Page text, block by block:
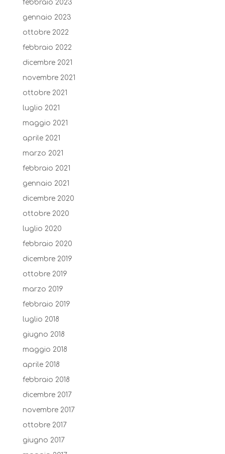
febbraio 2023
gennaio 2023
ottobre 2022
febbraio 2022
dicembre 2021
novembre 2021
ottobre 2021
luglio 2021
maggio 2021
aprile 2021
marzo 2021
febbraio 2021
gennaio 2021
dicembre 2020
ottobre 2020
luglio 2020
febbraio 2020
dicembre 2019
ottobre 2019
marzo 2019
febbraio 2019
luglio 2018
giugno 2018
maggio 2018
aprile 2018
febbraio 2018
dicembre 2017
novembre 2017
ottobre 2017
giugno 2017